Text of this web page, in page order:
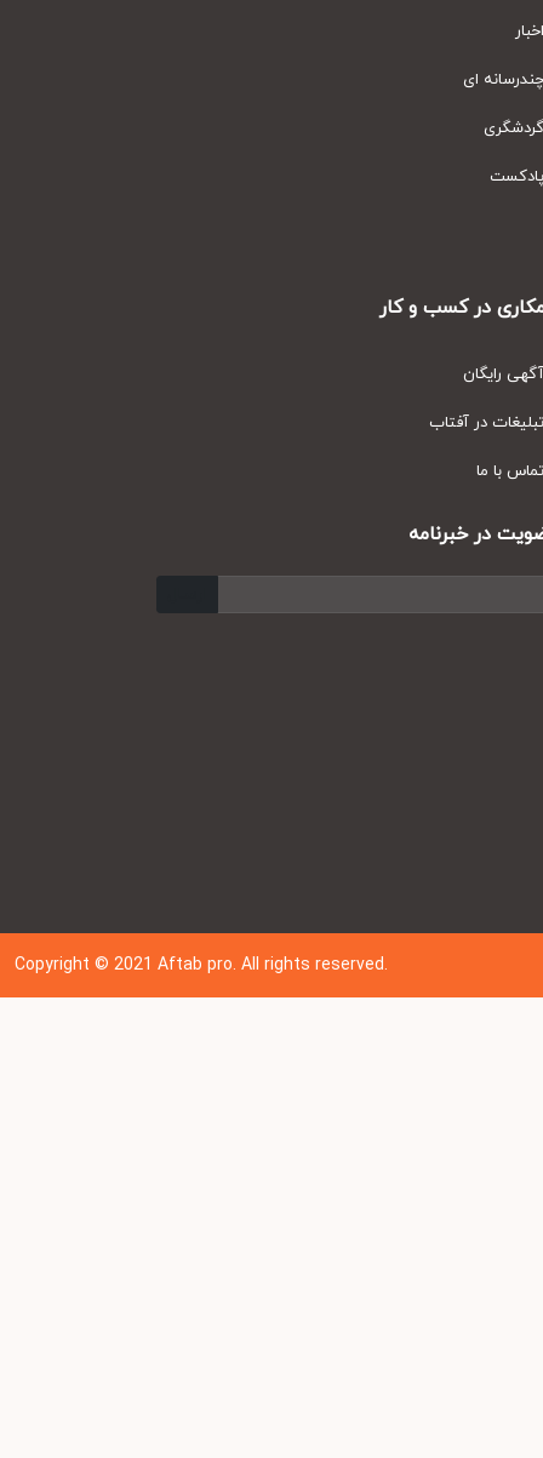
ای
در کسب و کار
رایگان
در آفتاب
با ما
در خبرنامه
Copyright © 202 1Aftab pro. All rights reserved.